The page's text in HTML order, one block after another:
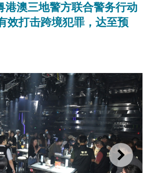
港澳三地警方联合警务行动
效打击跨境犯罪，达至预
下一